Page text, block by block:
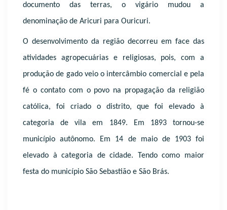
documento das terras, o vigário mudou a
denominação de Aricuri para Ouricuri.
O desenvolvimento da região decorreu em face das
atividades agropecuárias e religiosas, pois, com a
produção de gado veio o intercâmbio comercial e pela
fé o contato com o povo na propagação da religião
católica, foi criado o distrito, que foi elevado à
categoria de vila em 1849. Em 1893 tornou-se
município autônomo. Em 14 de maio de 1903 foi
elevado à categoria de cidade. Tendo como maior
festa do município São Sebastião e São Brás.